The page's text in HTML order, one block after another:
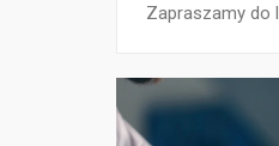
Zapraszamy do